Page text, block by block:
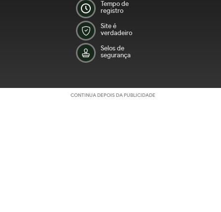
Tempo de
registro
Site é
verdadeiro
Selos de
segurança
CONTINUA DEPOIS DA PUBLICIDADE